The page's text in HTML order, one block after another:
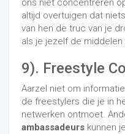
ons niet concentreren
altijd overtuigen dat
van hen de truc van je
als je jezelf de
9). Freestyle
Aarzel niet om
de freestylers die je in
netwerken ontmoet.
ambassadeurs kunnen